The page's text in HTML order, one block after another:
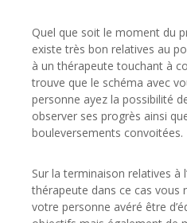
Quel que soit le moment du
existe très bon relatives au
à un thérapeute touchant à
trouve que le schéma avec
personne ayez la possibilité
observer ses progrès ainsi
bouleversements convoitées.
Sur la terminaison relatives à
thérapeute dans ce cas vous
votre personne avéré être